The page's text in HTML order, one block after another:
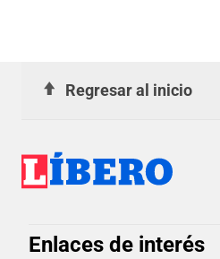
Regresar al inicio
Enlaces de interés